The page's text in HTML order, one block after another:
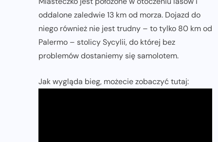
oddalone zaledwie 13 km od morza. Dojazd do
niego również nie jest trudny – to tylko 80 km od
Palermo – stolicy Sycylii, do której bez
problemów dostaniemy się samolotem.
Jak wygląda bieg, możecie zobaczyć tutaj: